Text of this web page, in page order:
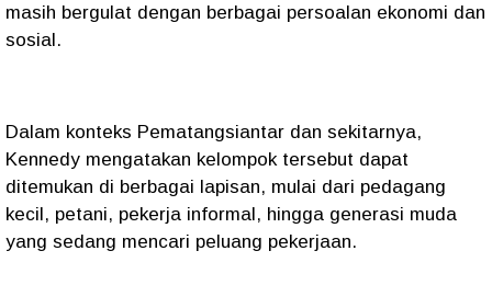
masih bergulat dengan berbagai persoalan ekonomi dan
sosial.
Dalam konteks Pematangsiantar dan sekitarnya,
Kennedy mengatakan kelompok tersebut dapat
ditemukan di berbagai lapisan, mulai dari pedagang
kecil, petani, pekerja informal, hingga generasi muda
yang sedang mencari peluang pekerjaan.